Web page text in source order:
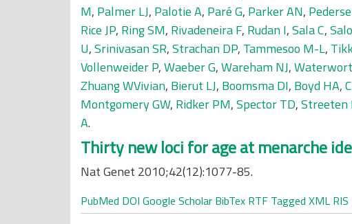
M, Palmer LJ, Palotie A, Paré G, Parker AN,
Rice JP, Ring SM, Rivadeneira F, Rudan I,Sala C,
U,Srinivasan SR,Strachan DP, Tammesoo M-L,
Vollenweider P,Waeber G,Wareham NJ,
Zhuang WVivian, Bierut LJ, Boomsma DI, Boyd HA,
Montgomery GW, Ridker PM,Spector TD,Streeten
A.
Thirty new loci for age at menarche
Nat Genet 2010;42(12):1077-85.
PubMed DOI Google Scholar BibTex RTF Tagged XML RIS